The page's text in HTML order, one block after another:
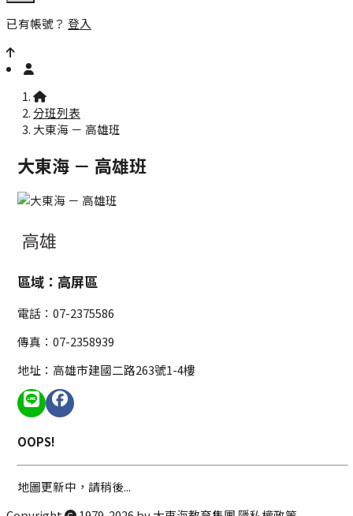
已有帳號？ 登入
:::
分班列表
大東海 － 高雄班
大東海 － 高雄班
高雄
區域：高屏區
電話：07-2375586
傳真：07-2358939
地址：高雄市建國二路263號1-4樓
OOPS!
地圖更新中，請稍後...